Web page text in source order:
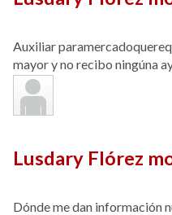
Auxiliar
mayor y no recibo ningúna
Lusdary Flórez
Dónde me dan información